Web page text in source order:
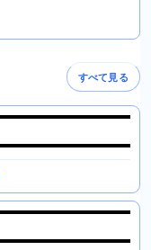
すべて見る